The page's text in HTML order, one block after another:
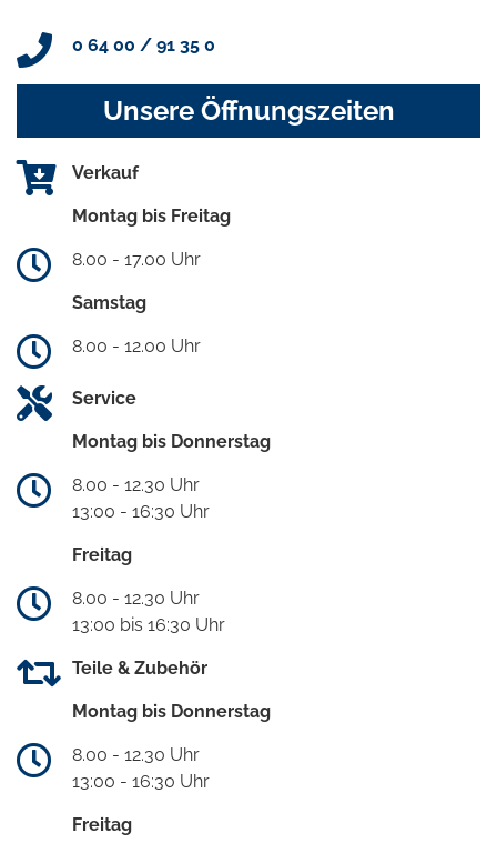
0 64 00 / 91 35 0
Unsere Öffnungszeiten
Verkauf
Montag bis Freitag
8.00 - 17.00 Uhr
Samstag
8.00 - 12.00 Uhr
Service
Montag bis Donnerstag
8.00 - 12.30 Uhr
13:00 - 16:30 Uhr
Freitag
8.00 - 12.30 Uhr
13:00 bis 16:30 Uhr
Teile & Zubehör
Montag bis Donnerstag
8.00 - 12.30 Uhr
13:00 - 16:30 Uhr
Freitag